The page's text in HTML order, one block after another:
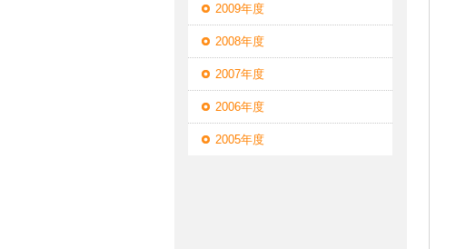
2009年度
2008年度
2007年度
2006年度
2005年度